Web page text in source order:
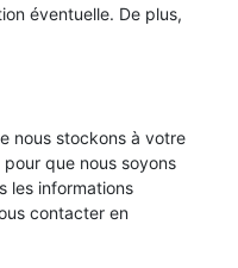
éventuelle. De plus,
nous stockons à votre
que nous soyons
les informations
contacter en